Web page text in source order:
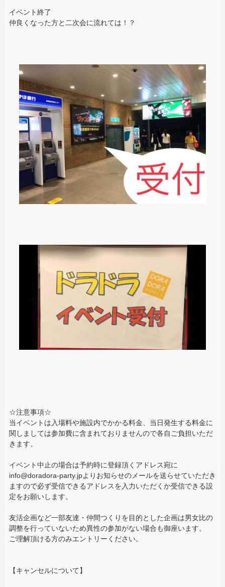
イベント終了
仲良くなった方と二次会に流れては！？
☆注意事項☆
当イベントは入場料や施設内でかかる料金、当日発生する料金に
関しましては参加費に含まれておりませんので各自ご負担いただ
きます。
イベント中止の場合は予約時に登録頂くアドレス宛に
info@doradora-party.jpよりお知らせのメールを送らせていただき
ますので必ず受信できるアドレスを入力いただくか受信できる設
定をお願いします。
友活企画など一部友達・仲間つくりを目的とした企画は男女比の
調整を行っていないため異性の参加がない場合も御座います。
ご理解頂ける方のみエントリーください。
【キャンセルについて】